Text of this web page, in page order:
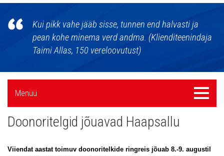
Põhja-
Eesti
Regionaalhaigla
Verekeskus
Kui pikk vahe jääb sisse, tunnen end halvasti ja
pean kohe minema verd andma. (Klienditeenindaja
Taimi Allas, 150 vereloovutust)
Külgpaani
navigatsioon
Menüü
Menüü
Uudised
Doonoritelgid jõuavad Haapsallu
Viiendat aastat toimuv doonoritelkide ringreis jõuab 8.-9. augustil